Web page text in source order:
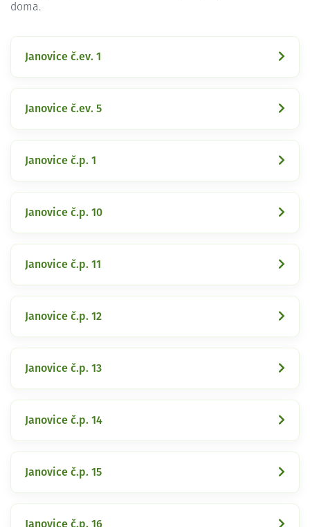
doma.
Janovice č.ev. 1
Janovice č.ev. 5
Janovice č.p. 1
Janovice č.p. 10
Janovice č.p. 11
Janovice č.p. 12
Janovice č.p. 13
Janovice č.p. 14
Janovice č.p. 15
Janovice č.p. 16